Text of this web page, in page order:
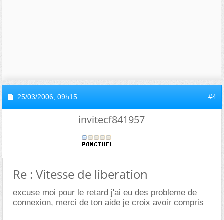
25/03/2006, 09h15 #4
invitecf841957
Re : Vitesse de liberation
excuse moi pour le retard j'ai eu des probleme de
connexion, merci de ton aide je croix avoir compris